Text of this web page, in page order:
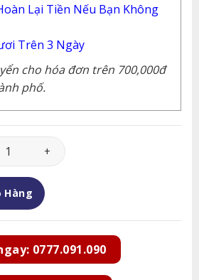
Lại Tiền Nếu Bạn Không
Trên 3 Ngày
cho hóa đơn trên 700,000đ
phố.
- HTY208 số lượng
Hàng
0777.091.090